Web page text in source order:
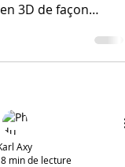
3D de façon
Axy
8 min de lecture